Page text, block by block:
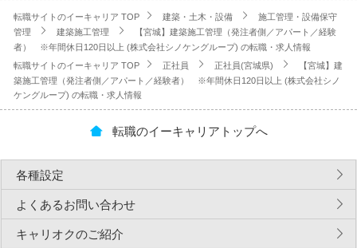
転職サイトのイーキャリア TOP 建築・土木・設備
施工管理・設備保守
管理
建築施工管理
【宮城】建築施工管理（発注者側／アパート／経験
者） ※年間休日120日以上 (株式会社シノケングループ) の転職・求人情報
転職サイトのイーキャリア TOP
正社員 正社員(宮城県)
【宮城】建
築施工管理（発注者側／アパート／経験者） ※年間休日120日以上 (株式会社シノ
ケングループ) の転職・求人情報
転職のイーキャリアトップへ
各種設定
よくあるお問い合わせ
キャリオクのご紹介